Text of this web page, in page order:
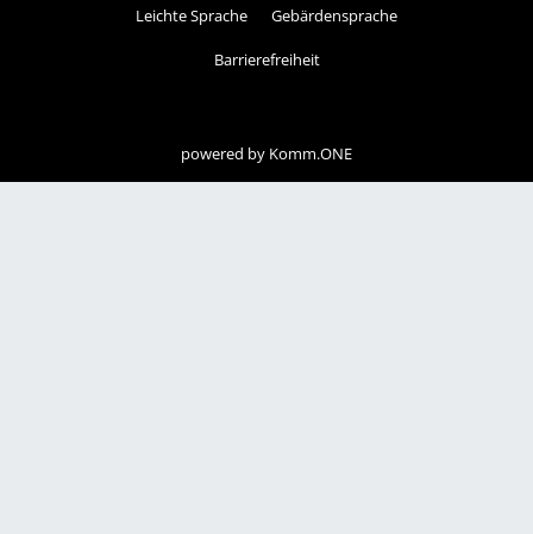
Leichte Sprache Gebärdensprache
Barrierefreiheit
powered by Komm.ONE